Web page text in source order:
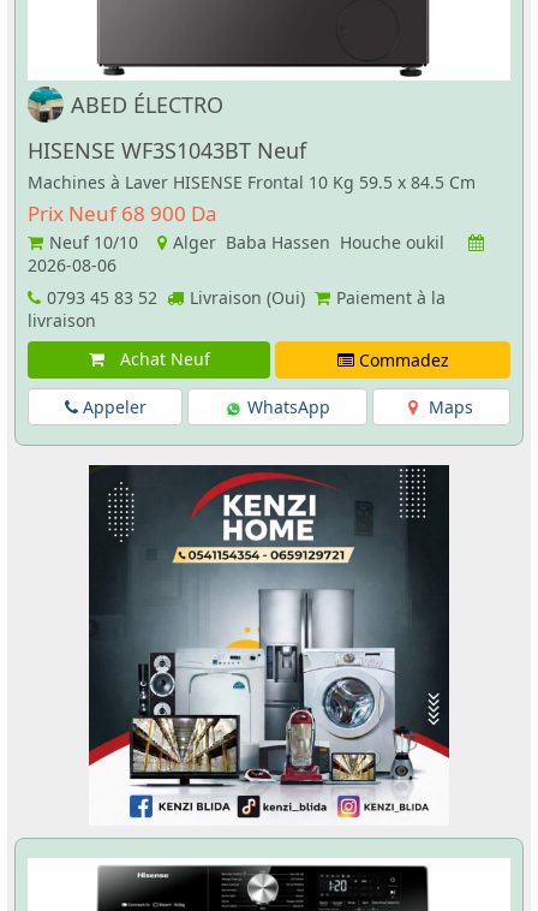
ABED ÉLECTRO
HISENSE WF3S1043BT Neuf
Machines à Laver HISENSE Frontal 10 Kg 59.5 x 84.5 Cm
Prix Neuf 68 900 Da
Neuf 10/10
Alger Baba Hassen Houche oukil
2026-08-06
0793 45 83 52
Livraison (Oui)
Paiement à la
livraison
Achat Neuf
Commadez
Appeler WhatsApp Maps